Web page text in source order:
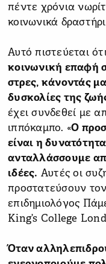
πέντε χρόνια
κοινωνικά
Αυτό πιστεύεται
κοινωνική επαφή
στρες, κάνοντάς
δυσκολίες της
έχει συνδεθεί με
ιππόκαμπο. «Ο
είναι η
ανταλλάσσουμε
ιδέες. Αυτές οι
προστατεύσουν
επιδημιολόγος
King’s College
Όταν